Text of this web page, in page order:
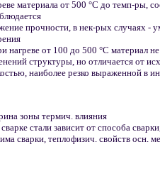
материала от 500 °С до темп-ры,
прочности, в нек-рых случаях -
нагреве от 100 до 500 °С материал
структуры, но отличается от
наиболее резко выраженной в
зоны термич. влияния
стали зависит от способа
сварки, теплофизич. свойств осн.